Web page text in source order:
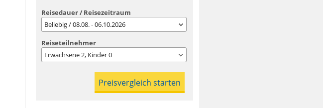
Reisedauer / Reisezeitraum
Beliebig / 08.08. - 06.10.2026
Reiseteilnehmer
Erwachsene2, Kinder0